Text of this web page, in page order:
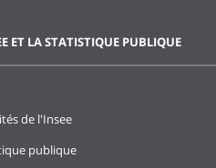
ET LA STATISTIQUE PUBLIQUE
de l'Insee
publique